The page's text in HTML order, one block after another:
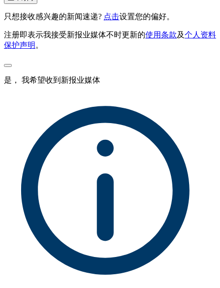
只想接收感兴趣的新闻速递? 点击设置您的偏好。
注册即表示我接受新报业媒体不时更新的使用条款及个人资料
保护声明 。
是， 我希望收到新报业媒体